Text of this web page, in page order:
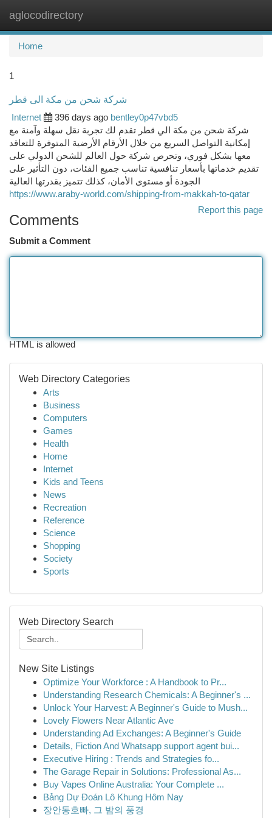
aglocodirectory
Home
1
شركة شحن من مكة الى قطر
Internet
396 days ago bentley0p47vbd5
شركة شحن من مكة الي قطر تقدم لك تجربة نقل سهلة وآمنة مع
إمكانية التواصل السريع من خلال الأرقام الأرضية المتوفرة للتعاقد
معها بشكل فوري، وتحرص شركة حول العالم للشحن الدولي على
تقديم خدماتها بأسعار تنافسية تناسب جميع الفئات، دون التأثير على
الجودة أو مستوى الأمان، كذلك تتميز بقدرتها العالية
https://www.araby-world.com/shipping-from-makkah-to-qatar
Report this page
Comments
Submit a Comment
HTML is allowed
Web Directory Categories
Arts
Business
Computers
Games
Health
Home
Internet
Kids and Teens
News
Recreation
Reference
Science
Shopping
Society
Sports
Web Directory Search
New Site Listings
Optimize Your Workforce : A Handbook to Pr...
Understanding Research Chemicals: A Beginner's ...
Unlock Your Harvest: A Beginner's Guide to Mush...
Lovely Flowers Near Atlantic Ave
Understanding Ad Exchanges: A Beginner's Guide
Details, Fiction And Whatsapp support agent bui...
Executive Hiring : Trends and Strategies fo...
The Garage Repair in Solutions: Professional As...
Buy Vapes Online Australia: Your Complete ...
Bảng Dự Đoán Lô Khung Hôm Nay
장안동호빠, 그 밤의 풍경